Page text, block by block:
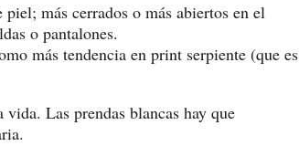
más cerrados o más abiertos en el
o pantalones.
más tendencia en print serpiente (que es
Las prendas blancas hay que